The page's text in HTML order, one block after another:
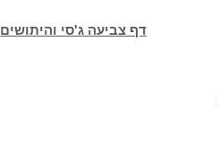
דף צביעה ג'סי והיתושים